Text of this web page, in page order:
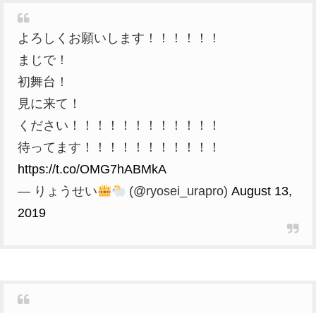
よろしくお願いします！！！！！！
まじで！
初舞台！
見に来て！
ください！！！！！！！！！！！！
待ってます！！！！！！！！！！！
https://t.co/OMG7hABMkA
— りょうせい
(@ryosei_urapro) August 13,
2019